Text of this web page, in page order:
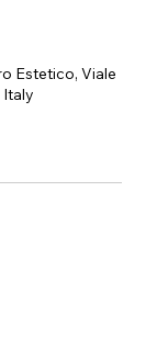
Estetico, Viale
Italy